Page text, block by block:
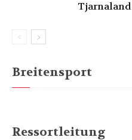
Tjarnaland
Breitensport
Ressortleitung